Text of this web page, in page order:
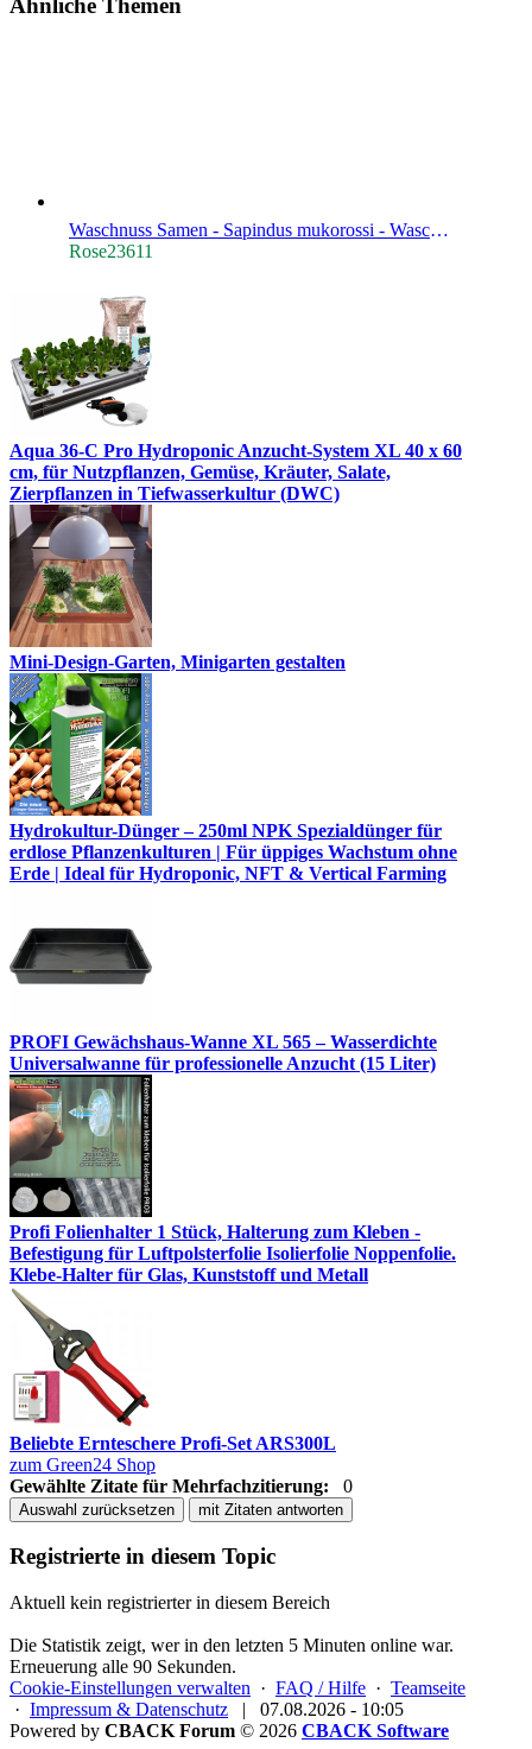
Ähnliche Themen
Waschnuss Samen - Sapindus mukorossi - Waschnussbaum
Rose23611
Aqua 36-C Pro Hydroponic Anzucht-System XL 40 x 60
cm, für Nutzpflanzen, Gemüse, Kräuter, Salate,
Zierpflanzen in Tiefwasserkultur (DWC)
Mini-Design-Garten, Minigarten gestalten
Hydrokultur-Dünger – 250ml NPK Spezialdünger für
erdlose Pflanzenkulturen | Für üppiges Wachstum ohne
Erde | Ideal für Hydroponic, NFT & Vertical Farming
PROFI Gewächshaus-Wanne XL 565 – Wasserdichte
Universalwanne für professionelle Anzucht (15 Liter)
Profi Folienhalter 1 Stück, Halterung zum Kleben -
Befestigung für Luftpolsterfolie Isolierfolie Noppenfolie.
Klebe-Halter für Glas, Kunststoff und Metall
Beliebte Ernteschere Profi-Set ARS300L
zum Green24 Shop
Gewählte Zitate für Mehrfachzitierung:
0
Auswahl zurücksetzen mit Zitaten antworten
Registrierte in diesem Topic
Aktuell kein registrierter in diesem Bereich
Die Statistik zeigt, wer in den letzten 5 Minuten online war.
Erneuerung alle 90 Sekunden.
Cookie-Einstellungen verwalten · FAQ / Hilfe · Teamseite
· Impressum & Datenschutz |
07.08.2026 - 10:05
Powered by CBACK Forum © 2026 CBACK Software